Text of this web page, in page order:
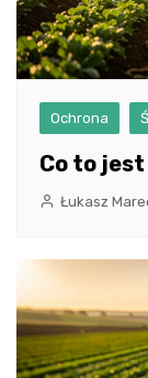
Ochrona
Co to
Łukasz